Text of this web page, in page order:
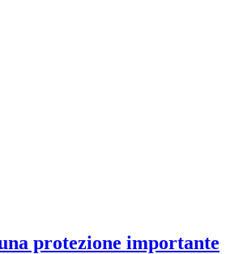
protezione importante